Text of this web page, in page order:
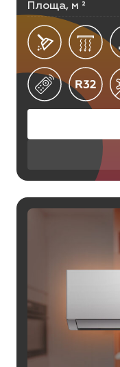
Площа, м ²